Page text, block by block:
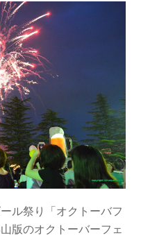
ル祭り「オクトーバフ
版のオクトーバーフェ